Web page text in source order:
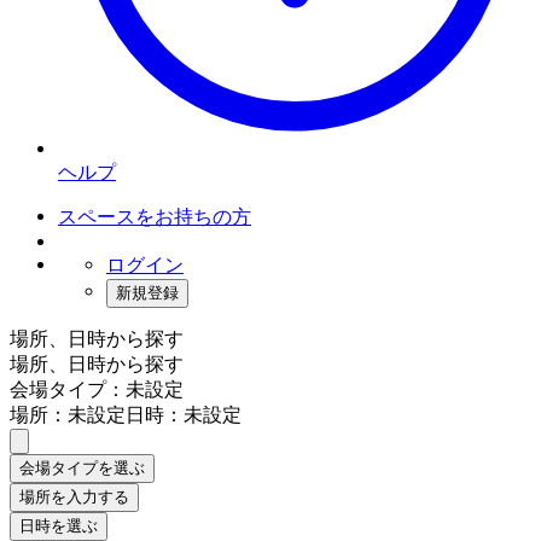
ヘルプ
スペースをお持ちの方
ログイン
新規登録
場所、日時から探す
場所、日時から探す
会場タイプ：未設定
場所：未設定日時：未設定
会場タイプを選ぶ
場所を入力する
日時を選ぶ